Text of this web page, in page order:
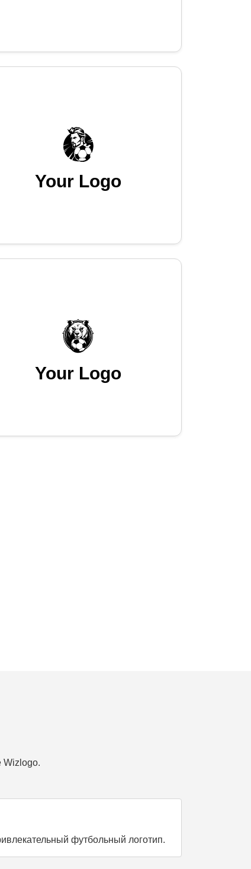
Your Logo
Your Logo
Wizlogo.
футбольный логотип.